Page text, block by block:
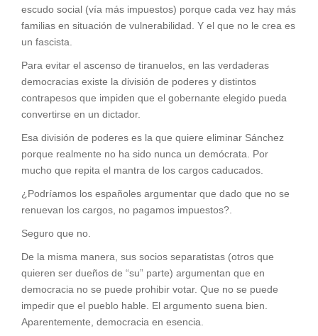
escudo social (vía más impuestos) porque cada vez hay más
familias en situación de vulnerabilidad. Y el que no le crea es
un fascista.
Para evitar el ascenso de tiranuelos, en las verdaderas
democracias existe la división de poderes y distintos
contrapesos que impiden que el gobernante elegido pueda
convertirse en un dictador.
Esa división de poderes es la que quiere eliminar Sánchez
porque realmente no ha sido nunca un demócrata. Por
mucho que repita el mantra de los cargos caducados.
¿Podríamos los españoles argumentar que dado que no se
renuevan los cargos, no pagamos impuestos?.
Seguro que no.
De la misma manera, sus socios separatistas (otros que
quieren ser dueños de “su” parte) argumentan que en
democracia no se puede prohibir votar. Que no se puede
impedir que el pueblo hable. El argumento suena bien.
Aparentemente, democracia en esencia.